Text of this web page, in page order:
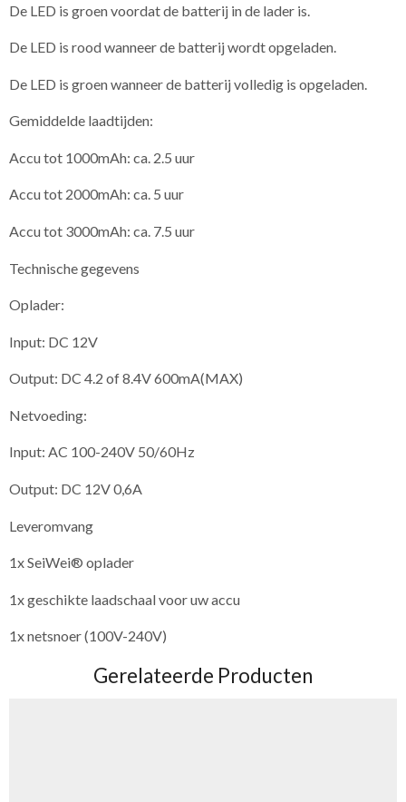
De LED is groen voordat de batterij in de lader is.
De LED is rood wanneer de batterij wordt opgeladen.
De LED is groen wanneer de batterij volledig is opgeladen.
Gemiddelde laadtijden:
Accu tot 1000mAh: ca. 2.5 uur
Accu tot 2000mAh: ca. 5 uur
Accu tot 3000mAh: ca. 7.5 uur
Technische gegevens
Oplader:
Input: DC 12V
Output: DC 4.2 of 8.4V 600mA(MAX)
Netvoeding:
Input: AC 100-240V 50/60Hz
Output: DC 12V 0,6A
Leveromvang
1x SeiWei® oplader
1x geschikte laadschaal voor uw accu
1x netsnoer (100V-240V)
Gerelateerde Producten